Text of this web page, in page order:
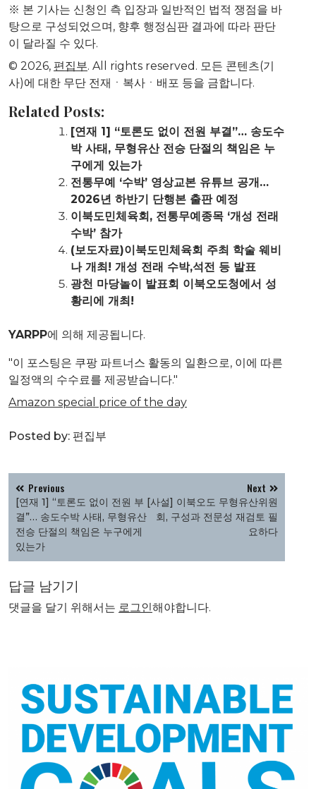
※ 본 기사는 신청인 측 입장과 일반적인 법적 쟁점을 바
탕으로 구성되었으며, 향후 행정심판 결과에 따라 판단
이 달라질 수 있다.
© 2026, 편집부. All rights reserved. 모든 콘텐츠(기
사)에 대한 무단 전재ㆍ복사ㆍ배포 등을 금합니다.
Related Posts:
[연재 1] “토론도 없이 전원 부결”… 송도수
박 사태, 무형유산 전승 단절의 책임은 누
구에게 있는가
전통무예 ‘수박’ 영상교본 유튜브 공개…
2026년 하반기 단행본 출판 예정
이북도민체육회, 전통무예종목 ‘개성 전래
수박’ 참가
(보도자료)이북도민체육회 주최 학술 웨비
나 개최! 개성 전래 수박,석전 등 발표
광천 마당놀이 발표회 이북오도청에서 성
황리에 개최!
YARPP에 의해 제공됩니다.
"이 포스팅은 쿠팡 파트너스 활동의 일환으로, 이에 따른
일정액의 수수료를 제공받습니다."
Amazon special price of the day
Posted by: 편집부
글
탐
색
Previous
[연재 1] “토론도 없이 전원 부
결”… 송도수박 사태, 무형유산
전승 단절의 책임은 누구에게
있는가
Next
[사설] 이북오도 무형유산위원
회, 구성과 전문성 재검토 필
요하다
답글 남기기
댓글을 달기 위해서는 로그인해야합니다.